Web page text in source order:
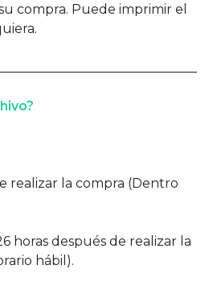
compra. Puede imprimir el
realizar la compra (Dentro
horas después de realizar la
hábil).